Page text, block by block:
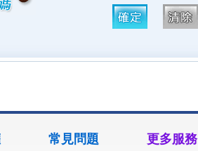
常見問題 更多服務